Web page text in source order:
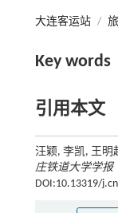
大连客运站 /
Key words
引用本文
汪颖, 李凯, 王明
庄铁道大学学报
DOI:10.13319/